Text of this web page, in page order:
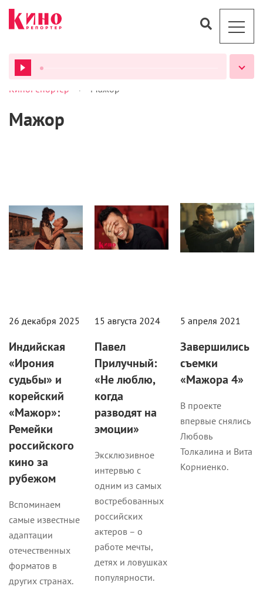
ВСЕ ПОДКАСТЫ
КиноРепортер > Мажор
Мажор
26 декабря 2025
Индийская
«Ирония
судьбы» и
корейский
«Мажор»:
Ремейки
российского
кино за
рубежом
Вспоминаем
самые известные
адаптации
отечественных
форматов в
других странах.
15 августа 2024
Павел
Прилучный:
«Не люблю,
когда
разводят на
эмоции»
Эксклюзивное
интервью с
одним из самых
востребованных
российских
актеров – о
работе мечты,
детях и ловушках
популярности.
5 апреля 2021
Завершились
съемки
«Мажора 4»
В проекте
впервые снялись
Любовь
Толкалина и Вита
Корниенко.